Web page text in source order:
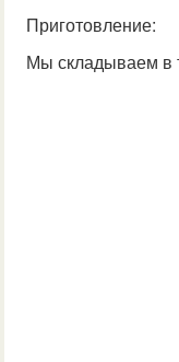
Приготовление:
Мы складываем в